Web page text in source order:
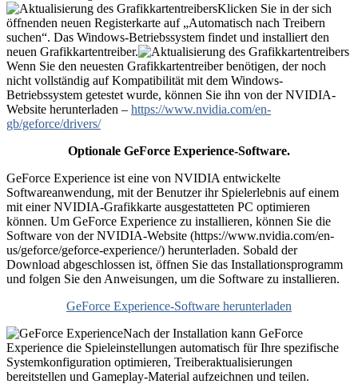
Klicken Sie in der sich
öffnenden neuen Registerkarte auf „Automatisch nach Treibern
suchen“. Das Windows-Betriebssystem findet und installiert den
neuen Grafikkartentreiber.
Wenn Sie den neuesten Grafikkartentreiber benötigen, der noch
nicht vollständig auf Kompatibilität mit dem Windows-
Betriebssystem getestet wurde, können Sie ihn von der NVIDIA-
Website herunterladen – https://www.nvidia.com/en-
gb/geforce/drivers/
Optionale GeForce Experience-Software.
GeForce Experience ist eine von NVIDIA entwickelte
Softwareanwendung, mit der Benutzer ihr Spielerlebnis auf einem
mit einer NVIDIA-Grafikkarte ausgestatteten PC optimieren
können. Um GeForce Experience zu installieren, können Sie die
Software von der NVIDIA-Website (https://www.nvidia.com/en-
us/geforce/geforce-experience/) herunterladen. Sobald der
Download abgeschlossen ist, öffnen Sie das Installationsprogramm
und folgen Sie den Anweisungen, um die Software zu installieren.
GeForce Experience-Software herunterladen
Nach der Installation kann GeForce
Experience die Spieleinstellungen automatisch für Ihre spezifische
Systemkonfiguration optimieren, Treiberaktualisierungen
bereitstellen und Gameplay-Material aufzeichnen und teilen.